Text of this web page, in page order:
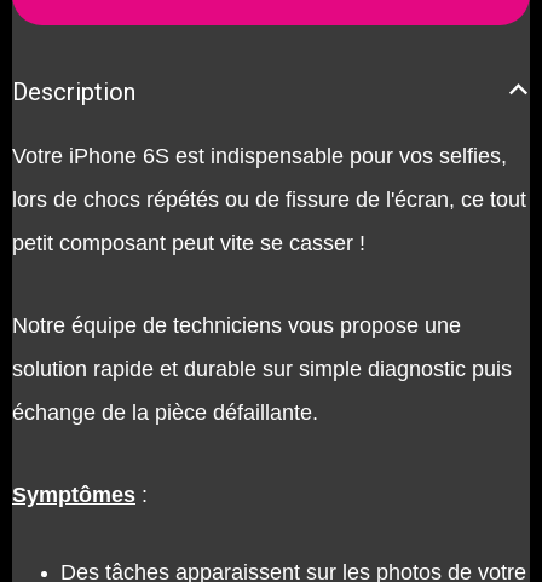
Description
Votre iPhone 6S est indispensable pour vos selfies,
lors de chocs répétés ou de fissure de l'écran, ce tout
petit composant peut vite se casser !
Notre équipe de techniciens vous propose une
solution rapide et durable sur simple diagnostic puis
échange de la pièce défaillante.
Symptômes :
Des tâches apparaissent sur les photos de votre